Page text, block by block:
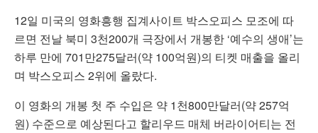
12일 미국의 영화흥행 집계사이트 박스오피스 모조에 따
르면 전날 북미 3천200개 극장에서 개봉한 ‘예수의 생애’는
하루 만에 701만275달러(약 100억원)의 티켓 매출을 올리
며 박스오피스 2위에 올랐다.
이 영화의 개봉 첫 주 수입은 약 1천800만달러(약 257억
원) 수준으로 예상된다고 할리우드 매체 버라이어티는 전